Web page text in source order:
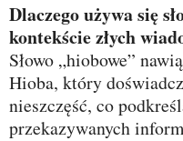
Dlaczego używa się słowa „hiobowe” w
kontekście złych
Słowo „hiobowe”
Hioba, który
nieszczęść, co
przekazywanych